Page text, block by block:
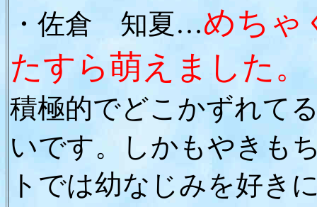
・佐倉 知夏…めちゃ
たすら萌えました。
積極的でどこかずれて
いです。しかもやきも
トでは幼なじみを好き